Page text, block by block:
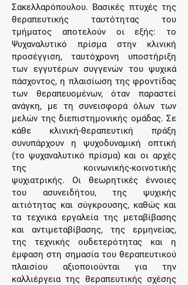
Σακελλαρόπουλου. Βασικές πτυχές της
θεραπευτικής ταυτότητας του
τμήματος αποτελούν οι εξής: το
Ψυχαναλυτικό πρίσμα στην κλινική
προσέγγιση, ταυτόχρονη υποστήριξη
των εγγυτέρων συγγενών του ψυχικά
πάσχοντος, η πλαισίωση της φροντίδας
των θεραπευομένων, όταν παραστεί
ανάγκη, με τη συνεισφορά όλων των
μελών της διεπιστημονικής ομάδας. Σε
κάθε κλινική-θεραπευτική πράξη
συνυπάρχουν η ψυχοδυναμική οπτική
(το ψυχαναλυτικό πρίσμα) και οι αρχές
της κοινωνικής-κοινοτικής
ψυχιατρικής. Οι θεωρητικές έννοιες
του ασυνειδήτου, της ψυχικής
αιτιότητας και σύγκρουσης, καθώς και
τα τεχνικά εργαλεία της μεταβίβασης
και αντιμεταβίβασης, της ερμηνείας,
της τεχνικής ουδετερότητας και η
έμφαση στη σημασία του θεραπευτικού
πλαισίου αξιοποιούνται για την
καλλιέργεια της θεραπευτικής σχέσης